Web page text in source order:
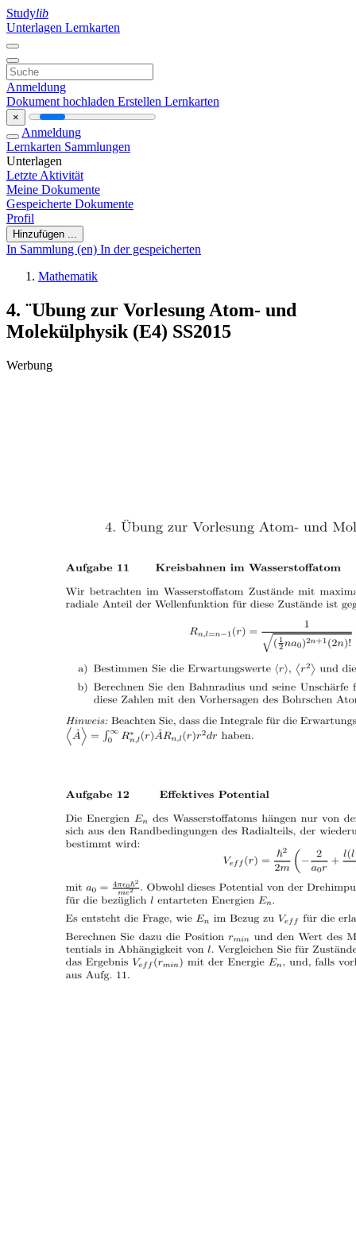
Studylib
Unterlagen Lernkarten
Anmeldung
Dokument hochladen Erstellen Lernkarten
×
Anmeldung
Lernkarten Sammlungen
Unterlagen
Letzte Aktivität
Meine Dokumente
Gespeicherte Dokumente
Profil
Hinzufügen ...
In Sammlung (en) In der gespeicherten
Mathematik
4. ¨Ubung zur Vorlesung Atom- und
Molekülphysik (E4) SS2015
Werbung